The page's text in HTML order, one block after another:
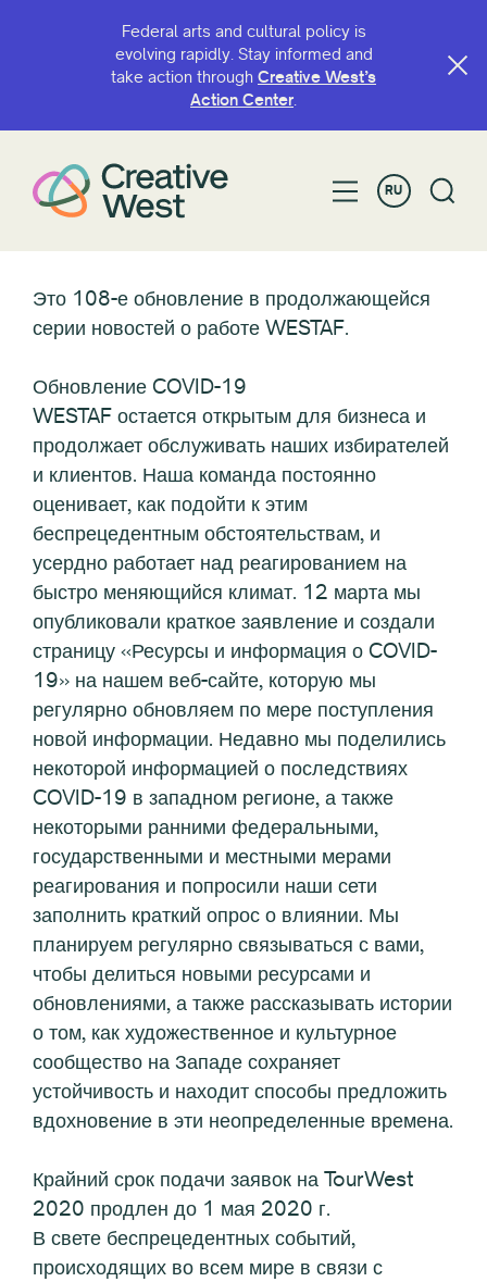
Federal arts and cultural policy is
evolving rapidly. Stay informed and
take action through Creative West’s
Action Center.
RU
Это 108-е обновление в продолжающейся
серии новостей о работе WESTAF.
Обновление COVID-19
WESTAF остается открытым для бизнеса и
продолжает обслуживать наших избирателей
и клиентов. Наша команда постоянно
оценивает, как подойти к этим
беспрецедентным обстоятельствам, и
усердно работает над реагированием на
быстро меняющийся климат. 12 марта мы
опубликовали краткое заявление и создали
страницу «Ресурсы и информация о COVID-
19» на нашем веб-сайте, которую мы
регулярно обновляем по мере поступления
новой информации. Недавно мы поделились
некоторой информацией о последствиях
COVID-19 в западном регионе, а также
некоторыми ранними федеральными,
государственными и местными мерами
реагирования и попросили наши сети
заполнить краткий опрос о влиянии. Мы
планируем регулярно связываться с вами,
чтобы делиться новыми ресурсами и
обновлениями, а также рассказывать истории
о том, как художественное и культурное
сообщество на Западе сохраняет
устойчивость и находит способы предложить
вдохновение в эти неопределенные времена.
Крайний срок подачи заявок на TourWest
2020 продлен до 1 мая 2020 г.
В свете беспрецедентных событий,
происходящих во всем мире в связи с